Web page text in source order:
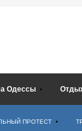
Одессы
ПРОТЕСТ